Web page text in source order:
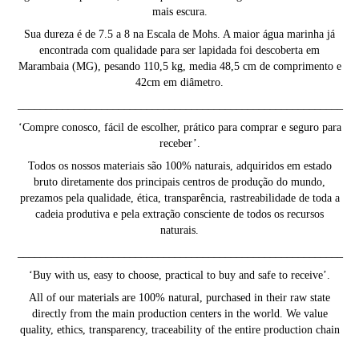
mais escura.
Sua dureza é de 7.5 a 8 na Escala de Mohs. A maior água marinha já
encontrada com qualidade para ser lapidada foi descoberta em
Marambaia (MG), pesando 110,5 kg, media 48,5 cm de comprimento e
42cm em diâmetro.
‘Compre conosco, fácil de escolher, prático para comprar e seguro para
receber’.
Todos os nossos materiais são 100% naturais, adquiridos em estado
bruto diretamente dos principais centros de produção do mundo,
prezamos pela qualidade, ética, transparência, rastreabilidade de toda a
cadeia produtiva e pela extração consciente de todos os recursos
naturais.
‘Buy with us, easy to choose, practical to buy and safe to receive’.
All of our materials are 100% natural, purchased in their raw state
directly from the main production centers in the world. We value
quality, ethics, transparency, traceability of the entire production chain